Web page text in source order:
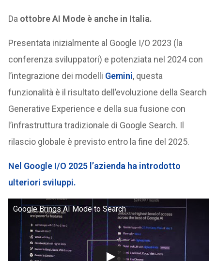
Da ottobre AI Mode è anche in Italia.
Presentata inizialmente al Google I/O 2023 (la
conferenza sviluppatori) e potenziata nel 2024 con
l’integrazione dei modelli Gemini, questa
funzionalità è il risultato dell’evoluzione della Search
Generative Experience e della sua fusione con
l’infrastruttura tradizionale di Google Search. Il
rilascio globale è previsto entro la fine del 2025.
Nel Google I/O 2025 l’azienda ha introdotto
ulteriori sviluppi.
Google Brings AI Mode to Search